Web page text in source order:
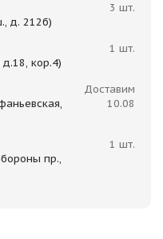
д. 212б)
3 шт.
кор.4)
1 шт.
Доставим
10.08
пр.,
1 шт.